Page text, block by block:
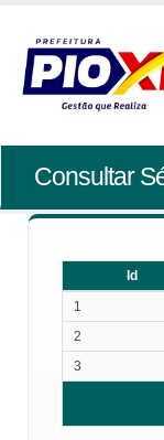
Consultar
Id
1
2
3